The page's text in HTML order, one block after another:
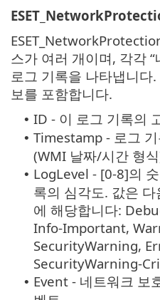
스가 여러 개이며, 각각
로그 기록을 나타냅니다
보를 포함합니다.
• ID - 이 로그 기록의
• Timestamp - 로그
(WMI 날짜/시간 형
• LogLevel - [0-8]의
록의 심각도. 값은
에 해당합니다:
Info-Important,
SecurityWarning,
SecurityWarning-
• Event - 네트워크 보